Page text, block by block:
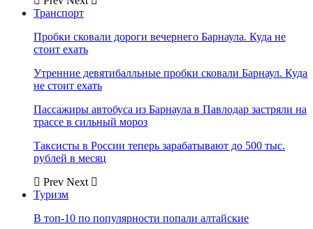
Транспорт
Пробки сковали дороги вечернего Барнаула. Куда не
стоит ехать
Утренние девятибалльные пробки сковали Барнаул. Куда
не стоит ехать
Пассажиры автобуса из Барнаула в Павлодар застряли на
трассе в сильный мороз
Таксисты в России теперь зарабатывают до 500 тыс.
рублей в месяц
Prev Next
Туризм
В топ-10 по популярности попали алтайские